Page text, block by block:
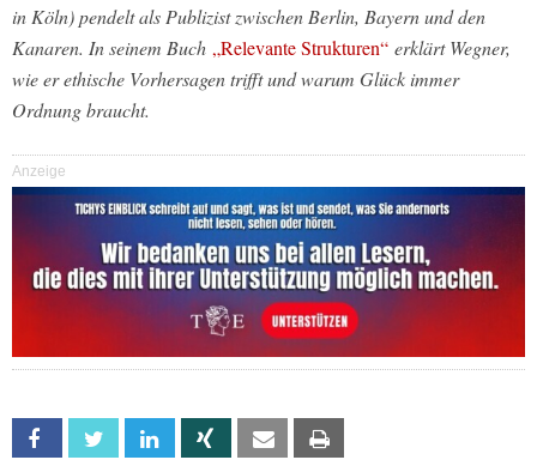
in Köln) pendelt als Publizist zwischen Berlin, Bayern und den
Kanaren. In seinem Buch „Relevante Strukturen“ erklärt Wegner,
wie er ethische Vorhersagen trifft und warum Glück immer
Ordnung braucht.
Anzeige
Facebook Twitter Linkedin Xing Email